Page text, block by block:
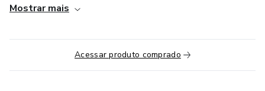
O material foi desenvolvido com base em pesquisa
prática, oferecendo uma visão abrangente e atualizada do
mercado de perícias no
Mostrar mais
Acessar produto comprado